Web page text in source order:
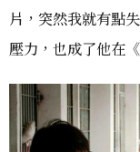
片，突然我就有點
壓力，也成了他在